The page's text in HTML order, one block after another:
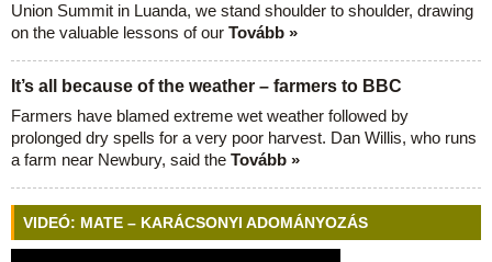
Union Summit in Luanda, we stand shoulder to shoulder, drawing
on the valuable lessons of our Tovább »
It’s all because of the weather – farmers to BBC
Farmers have blamed extreme wet weather followed by
prolonged dry spells for a very poor harvest. Dan Willis, who runs
a farm near Newbury, said the Tovább »
VIDEÓ: MATE – KARÁCSONYI ADOMÁNYOZÁS